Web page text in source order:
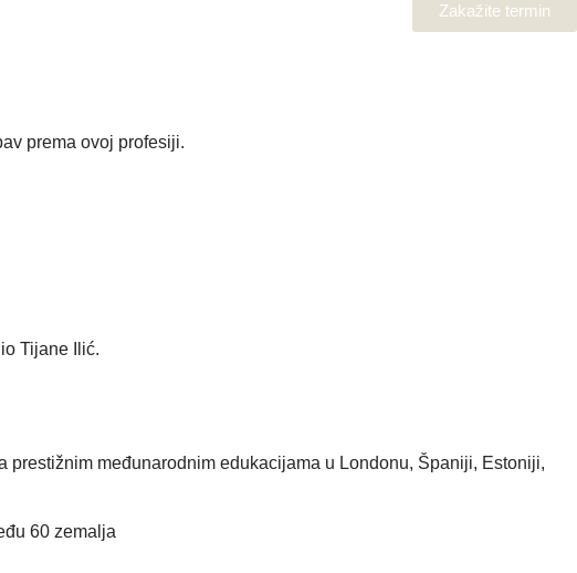
Zakažite termin
prema ovoj profesiji.
Tijane Ilić.
međunarodnim edukacijama u Londonu, Španiji, Estoniji,
60 zemalja